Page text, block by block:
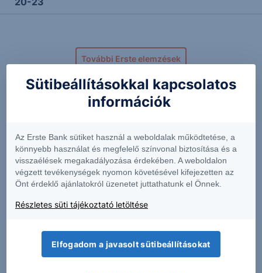
További Erste elemzések
Kapcsolódó termékek
ALSN
118.11 -3.68%
AOS
63.18
GROY
Sütibeállításokkal kapcsolatos
információk
Az Erste Bank sütiket használ a weboldalak működtetése, a
könnyebb használat és megfelelő színvonal biztosítása és a
visszaélések megakadályozása érdekében. A weboldalon
végzett tevékenységek nyomon követésével kifejezetten az
Önt érdeklő ajánlatokról üzenetet juttathatunk el Önnek.
Részletes süti tájékoztató letöltése
Elfogadom a javasolt sütibeállításokat